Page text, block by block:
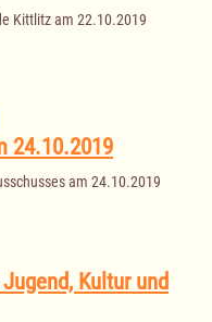
Kittlitz am 22.10.2019
24.10.2019
am 24.10.2019
Kultur und